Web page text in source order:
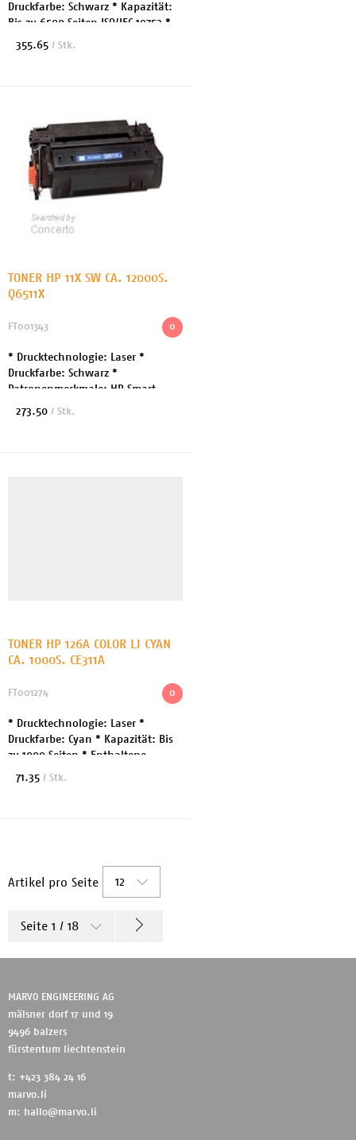
Druckfarbe: Schwarz * Kapazität:
Bis zu 6500 Seiten ISO/IEC 19752 *
Enthaltene Menge: 2er Pack *
355.65 / Stk.
TONER HP 11X SW CA. 12000S.
Q6511X
0
FT001343
* Drucktechnologie: Laser *
Druckfarbe: Schwarz *
Patronenmerkmale: HP Smart
Printing * Kapazität: Bis zu 12000
273.50 / Stk.
TONER HP 126A COLOR LJ CYAN
CA. 1000S. CE311A
0
FT001274
* Drucktechnologie: Laser *
Druckfarbe: Cyan * Kapazität: Bis
zu 1000 Seiten * Enthaltene
Menge: 1 * Entwickelt für: Color
71.35 / Stk.
Artikel pro Seite 12
Seite 1 / 18
MARVO ENGINEERING AG
mälsner dorf 17 und 19
9496 balzers
fürstentum liechtenstein
t: +423 384 24 16
marvo.li
m:
hallo@marvo.li